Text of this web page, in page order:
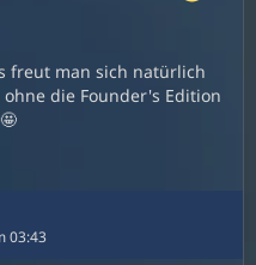
freut man sich natürlich
die Founder's Edition
03:43